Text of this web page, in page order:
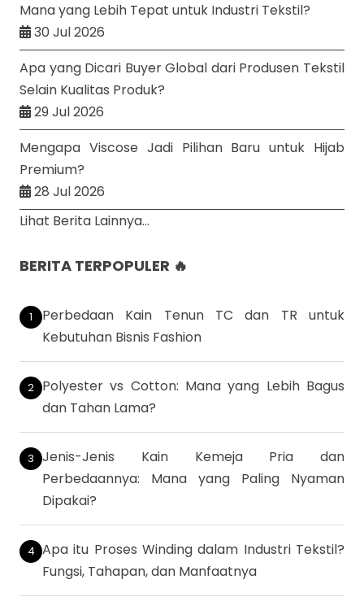
Mana yang Lebih Tepat untuk Industri Tekstil?
30 Jul 2026
Apa yang Dicari Buyer Global dari Produsen Tekstil
Selain Kualitas Produk?
29 Jul 2026
Mengapa Viscose Jadi Pilihan Baru untuk Hijab
Premium?
28 Jul 2026
Lihat Berita Lainnya...
BERITA TERPOPULER 🔥
Perbedaan Kain Tenun TC dan TR untuk
Kebutuhan Bisnis Fashion
Polyester vs Cotton: Mana yang Lebih Bagus
dan Tahan Lama?
Jenis-Jenis Kain Kemeja Pria dan
Perbedaannya: Mana yang Paling Nyaman
Dipakai?
Apa itu Proses Winding dalam Industri Tekstil?
Fungsi, Tahapan, dan Manfaatnya